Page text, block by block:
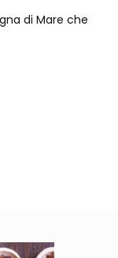
di Mare che